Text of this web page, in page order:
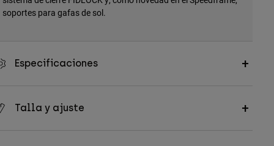
soportes para gafas de sol.
Especificaciones
Talla y ajuste